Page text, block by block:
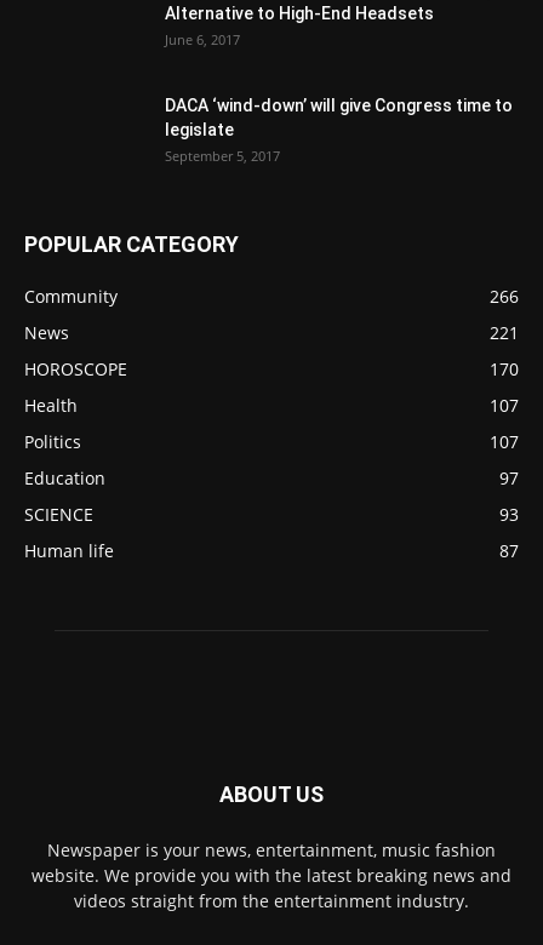
Alternative to High-End Headsets
June 6, 2017
DACA ‘wind-down’ will give Congress time to
legislate
September 5, 2017
POPULAR CATEGORY
Community
266
News
221
HOROSCOPE
170
Health
107
Politics
107
Education
97
SCIENCE
93
Human life
87
ABOUT US
Newspaper is your news, entertainment, music fashion
website. We provide you with the latest breaking news and
videos straight from the entertainment industry.